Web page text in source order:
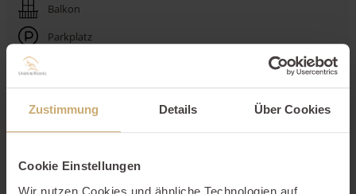
Zustimmung Details Über Cookies
Cookie Einstellungen
Wir nutzen Cookies und ähnliche Technologien auf
Balkon
Parkplatz
Waschmaschine